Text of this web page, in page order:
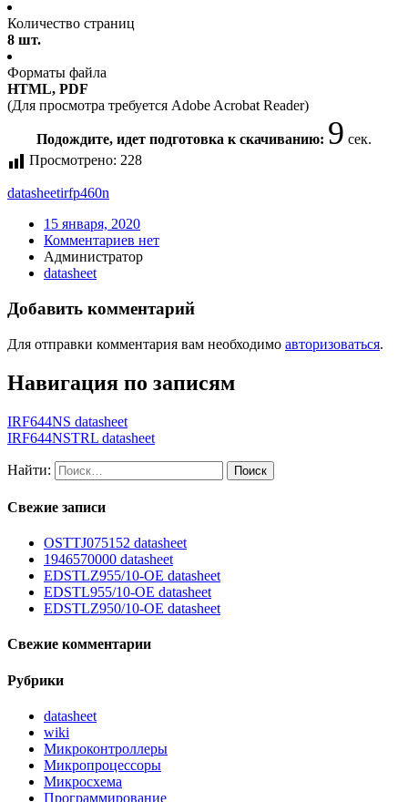
Количество страниц
8 шт.
Форматы файла
HTML, PDF
(Для просмотра требуется Adobe Acrobat Reader)
Подождите, идет подготовка к скачиванию: 9 сек.
Просмотрено: 228
datasheetirfp460n
15 января, 2020
Комментариев нет
Администратор
datasheet
Добавить комментарий
Для отправки комментария вам необходимо авторизоваться.
Навигация по записям
IRF644NS datasheet
IRF644NSTRL datasheet
Найти:
Свежие записи
OSTTJ075152 datasheet
1946570000 datasheet
EDSTLZ955/10-OE datasheet
EDSTL955/10-OE datasheet
EDSTLZ950/10-OE datasheet
Свежие комментарии
Рубрики
datasheet
wiki
Микроконтроллеры
Микропроцессоры
Микросхема
Программирование